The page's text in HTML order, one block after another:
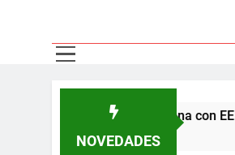
NOVEDADES
y tensiona con EE.UU.